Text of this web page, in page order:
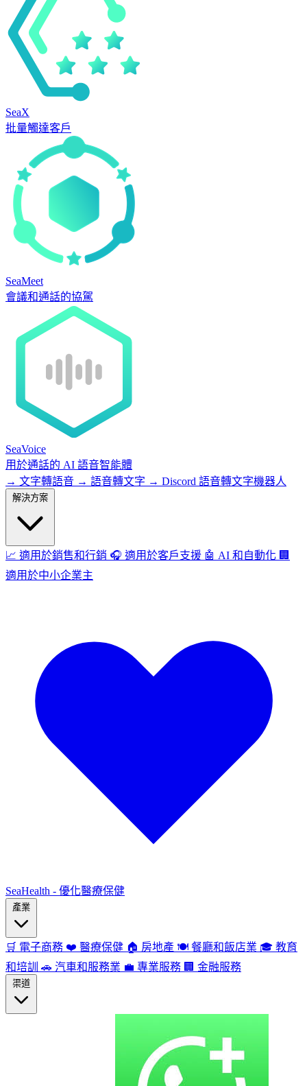
SeaX
批量觸達客戶
SeaMeet
會議和通話的協駕
SeaVoice
用於通話的 AI 語音智能體
→ 文字轉語音 → 語音轉文字 → Discord 語音轉文字機器人
📈 適用於銷售和行銷 🎧 適用於客戶支援 🤖 AI 和自動化 🏢
適用於中小企業主
SeaHealth - 優化醫療保健
🛒 電子商務 ❤️ 醫療保健 🏠 房地產 🍽️ 餐廳和飯店業 🎓 教育
和培訓 🚗 汽車和服務業 💼 專業服務 🏢 金融服務